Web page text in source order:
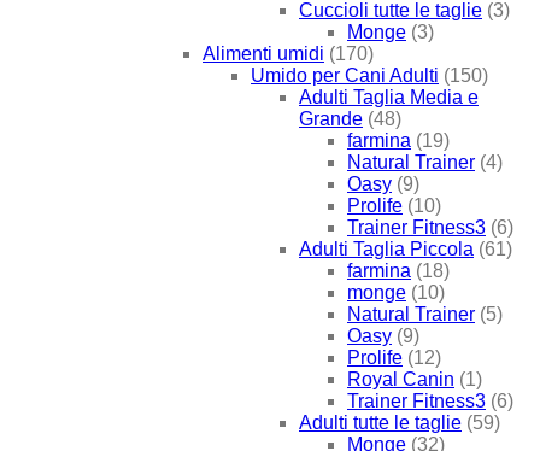
Cuccioli tutte le taglie (3)
Monge (3)
Alimenti umidi (170)
Umido per Cani Adulti (150)
Adulti Taglia Media e
Grande (48)
farmina (19)
Natural Trainer (4)
Oasy (9)
Prolife (10)
Trainer Fitness3 (6)
Adulti Taglia Piccola (61)
farmina (18)
monge (10)
Natural Trainer (5)
Oasy (9)
Prolife (12)
Royal Canin (1)
Trainer Fitness3 (6)
Adulti tutte le taglie (59)
Monge (32)